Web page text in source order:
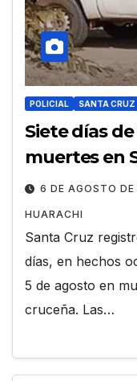
POLICIAL SANTA CRUZ
Siete días
muertes en
6 DE AGOSTO
HUARACHI
Santa Cruz
días, en hechos
5 de agosto en
cruceña. Las…